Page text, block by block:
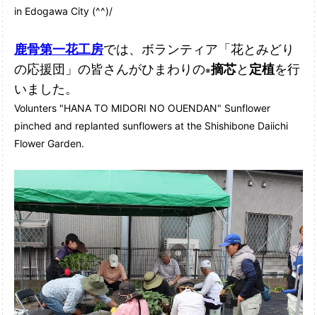
in Edogawa City (^^)/
鹿骨第一花工房では、ボランティア「花とみどり
の応援団」の皆さんがひまわりの※摘芯と 定植を行
いました。
Volunters "HANA TO MIDORI NO OUENDAN" Sunflower
pinched and replanted sunflowers at the Shishibone Daiichi
Flower Garden.